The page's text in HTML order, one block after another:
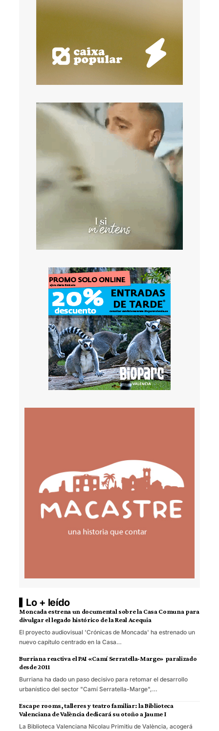
Lo + leído
Moncada estrena un documental sobre la Casa Comuna para
divulgar el legado histórico de la Real Acequia
El proyecto audiovisual 'Crónicas de Moncada' ha estrenado un
nuevo capítulo centrado en la Casa…
Burriana reactiva el PAI «Camí Serratella-Marge» paralizado
desde 2011
Burriana ha dado un paso decisivo para retomar el desarrollo
urbanístico del sector "Camí Serratella-Marge",…
Escape rooms, talleres y teatro familiar: la Biblioteca
Valenciana de València dedicará su otoño a Jaume I
La Biblioteca Valenciana Nicolau Primitiu de València, acogerá